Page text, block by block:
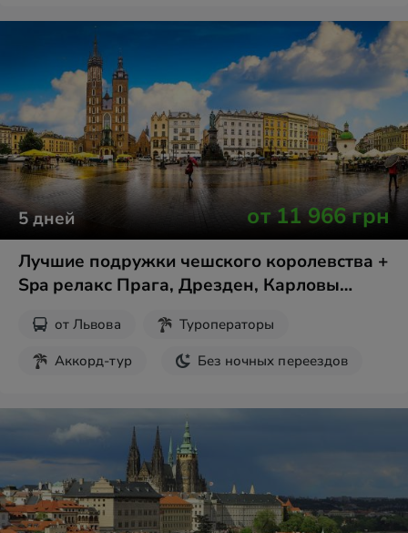
5дней от11 966грн
Лучшие подружки чешского королевства +
Spa релакс Прага, Дрезден, Карловы
от Львова
Туроператоры
Аккорд-тур
Без ночных переездов